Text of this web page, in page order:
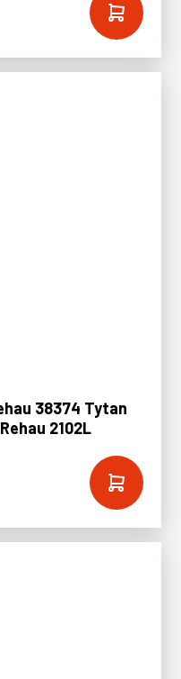
38374 Tytan
2102L